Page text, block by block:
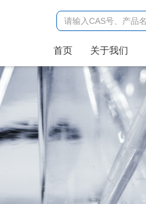
首页(current)关于我们